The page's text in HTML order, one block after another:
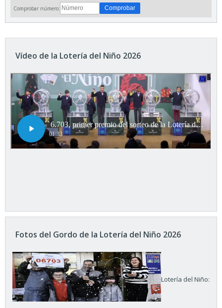
Comprobar número:
Vídeo de la Lotería del Niño 2026
Fotos del Gordo de la Lotería del Niño 2026
Lotería del Niño: